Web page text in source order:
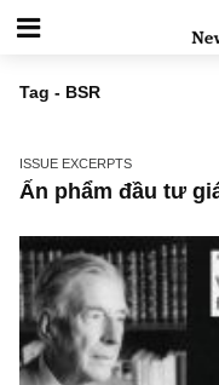
Tag - BSR
ISSUE EXCERPTS
Ấn phẩm đầu tư